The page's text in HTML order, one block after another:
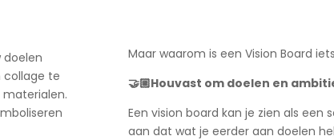
doelen
collage te
Maar waarom is een Vision Board
🤝🏼Houvast om doelen en
Een vision board kan je zien als
aan dat wat je eerder aan doelen